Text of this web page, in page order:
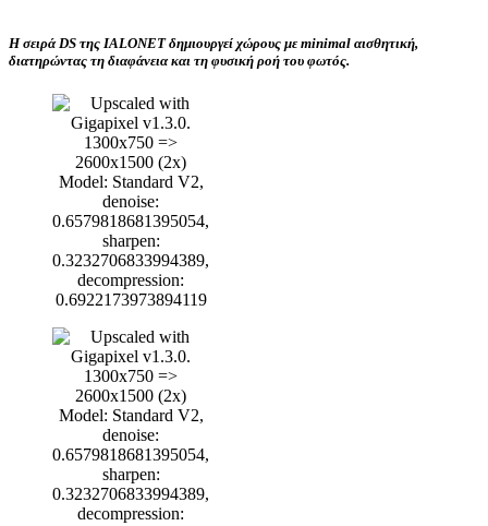
Η σειρά DS της IALONET δημιουργεί χώρους με minimal αισθητική,
διατηρώντας τη διαφάνεια και τη φυσική ροή του φωτός.